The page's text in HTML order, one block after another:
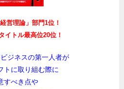
営理論」部門1位！
イトル最高位20位！
ジネスの第一人者が
トに取り組む際に
すべき点や